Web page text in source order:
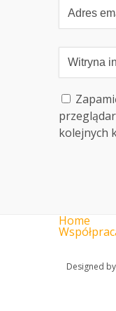
kolejnych
Home
Designed by